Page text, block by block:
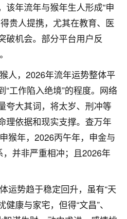
该年流年与猴年生人形成“申
贵人提携，尤其在教育、医
破机会。部分平台用户反
人，2026年流年运势整体平
“工作陷入绝境”的程度。网络
夸大其词，将太岁、刑冲等
理依据和现实支撑。查万年
猴年，2026丙午年，申金与
，并非严重相冲；且2026年
运势趋于稳定回升，虽有“天
健康与家宅，但得“文昌”、
跟老师聊过之后，最大的感
态会变好，万般皆是命，半点
有没有人给个联系方式的啊？
微信：gjsy0624
12
15